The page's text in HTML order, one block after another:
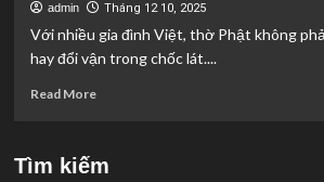
admin Tháng 12 10, 2025
Với nhiều gia đình Việt, thờ Phật không
hay đổi vận trong chốc lát....
Read MoreRead
thờ
Tìm kiếm